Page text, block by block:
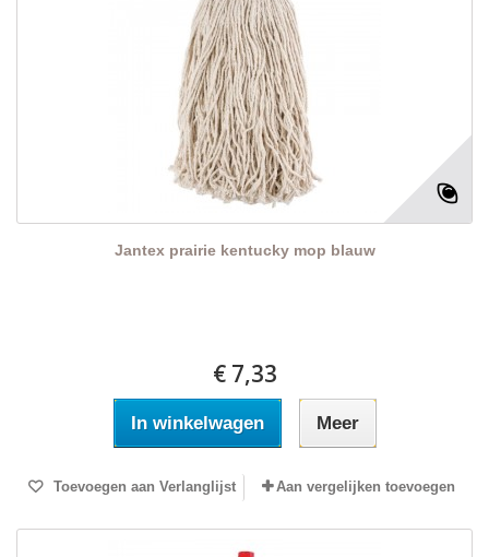
Jantex prairie kentucky mop blauw
€ 7,33
In winkelwagen Meer
Toevoegen aan Verlanglijst Aan vergelijken toevoegen